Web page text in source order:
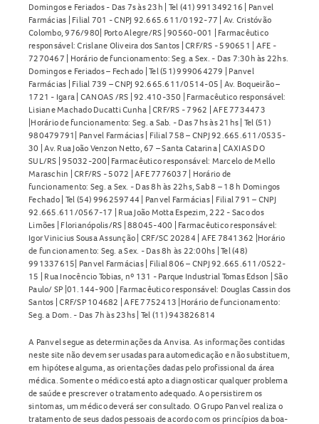
Domingos e Feriados - Das 7s às 23h | Tel (41) 991349216 | Panvel
Farmácias | Filial 701 - CNPJ 92.665.611/0192-77 | Av. Cristóvão
Colombo, 976/980| Porto Alegre/RS | 90560-001 | Farmacêutico
responsável: Crislane Oliveira dos Santos | CRF/RS - 590651 | AFE -
7270467 | Horário de funcionamento: Seg. a Sex. - Das 7:30h às 22hs.
Domingos e Feriados – Fechado | Tel (51) 999064279 | Panvel
Farmácias | Filial 739 – CNPJ 92.665.611/0514-05 | Av. Boqueirão –
1721 - Igara | CANOAS /RS | 92.410-350 | Farmacêutico responsável:
Lisiane Machado Ducatti Cunha | CRF/RS - 7962 | AFE 7734473
|Horário de funcionamento: Seg. a Sab. - Das 7hs às 21hs | Tel (51)
980479791| Panvel Farmácias | Filial 758 – CNPJ 92.665.611/0535-
30 | Av. Rua João Venzon Netto, 67 – Santa Catarina | CAXIAS DO
SUL/RS | 95032-200| Farmacêutico responsável: Marcelo de Mello
Maraschin | CRF/RS - 5072 | AFE 7776037 | Horário de
funcionamento: Seg. a Sex. - Das 8h às 22hs, Sab 8 – 18 h Domingos
Fechado | Tel (54) 996259744 | Panvel Farmácias | Filial 791 – CNPJ
92.665.611/0567-17 | Rua João Motta Espezim, 222 - Saco dos
Limões | Florianópolis/RS | 88045-400 | Farmacêutico responsável:
Igor Vinicius Sousa Assunção | CRF/SC 20284 | AFE 7841362 |Horário
de funcionamento: Seg. a Sex. - Das 8h às 22:00hs | Tel (48)
991337615| Panvel Farmácias | Filial 806 – CNPJ 92.665.611/0522-
15 | Rua Inocêncio Tobias, nº 131 - Parque Industrial Tomas Edson | São
Paulo/ SP |01.144-900 | Farmacêutico responsável: Douglas Cassin dos
Santos | CRF/SP 104682 | AFE 7752413 |Horário de funcionamento:
Seg. a Dom. - Das 7h às 23hs | Tel (11) 943826814
A Panvel segue as determinações da Anvisa. As informações contidas
neste site não devem ser usadas para automedicação e não substituem,
em hipótese alguma, as orientações dadas pelo profissional da área
médica. Somente o médico está apto a diagnosticar qualquer problema
de saúde e prescrever o tratamento adequado. Ao persistirem os
sintomas, um médico deverá ser consultado. O Grupo Panvel realiza o
tratamento de seus dados pessoais de acordo com os princípios da boa-